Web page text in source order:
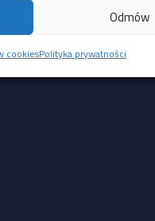
Odmów
cookiesPolityka prywatności
po zaimportowaniu
lokalnemu,